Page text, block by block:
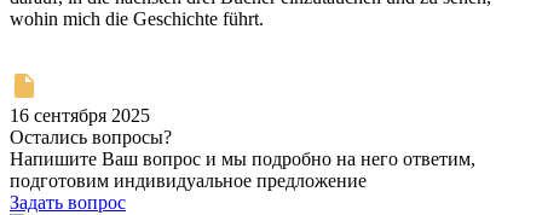
wohin mich die Geschichte führt.
16 сентября 2025
Остались вопросы?
Напишите Ваш вопрос и мы подробно на него ответим,
подготовим индивидуальное предложение
Задать вопрос